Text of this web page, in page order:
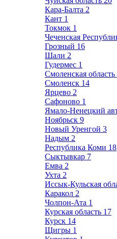
Кара-Балта 2
Кант 1
Токмок 1
Чеченская
Грозный 16
Шали 2
Гудермес 1
Смоленская область
Смоленск 14
Ярцево 2
Сафоново 1
Ямало-Ненецкий
Ноябрьск 9
Новый Уренгой 3
Надым 2
Республика Коми 18
Сыктывкар 7
Емва 2
Ухта 2
Иссык-Кульская
Каракол 2
Чолпон-Ата 1
Курская область 17
Курск 14
Щигры 1